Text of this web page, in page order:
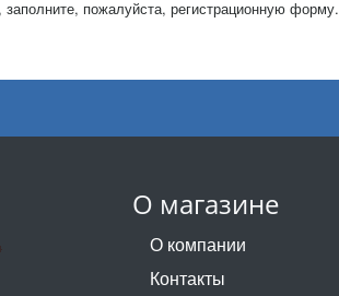
пожалуйста, регистрационную форму.
О магазине
О компании
Контакты